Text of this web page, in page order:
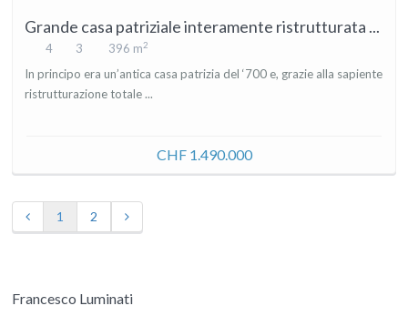
Grande casa patriziale interamente ristrutturata ...
4 3 396 m2
In principo era un’antica casa patrizia del ‘700 e, grazie alla sapiente
ristrutturazione totale ...
CHF 1.490.000
1 2
Francesco Luminati